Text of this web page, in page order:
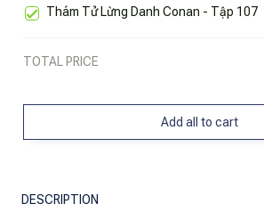
Thám Tử Lừng Danh Conan - Tập 107
TOTAL PRICE
Add all to cart
DESCRIPTION